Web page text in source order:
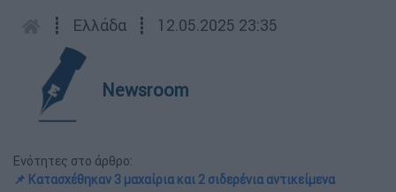
┋ Ελλάδα ┋ 12.05.2025 23:35
Newsroom
Ενότητες στο άρθρο:
📌 Κατασχέθηκαν 3 μαχαίρια και 2 σιδερένια αντικείμενα